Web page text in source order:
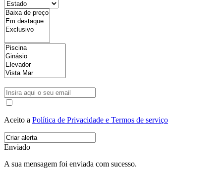
Aceito a Política de Privacidade e Termos de serviço
Enviado
A sua mensagem foi enviada com sucesso.